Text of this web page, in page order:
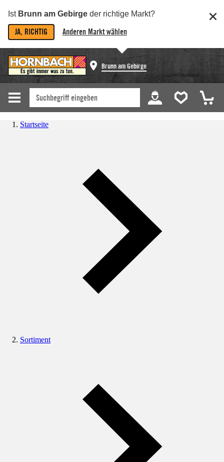
Ist Brunn am Gebirge der richtige Markt?
JA, RICHTIG Anderen Markt wählen
Brunn am Gebirge
Startseite
Sortiment